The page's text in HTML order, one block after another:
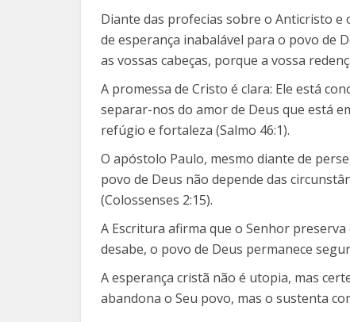
Diante das profecias sobre o Anticristo e
de esperança inabalável para o povo de
as vossas cabeças, porque a vossa
A promessa de Cristo é clara: Ele está
separar-nos do amor de Deus que está
refúgio e fortaleza (Salmo 46:1).
O apóstolo Paulo, mesmo diante de
povo de Deus não depende das
(Colossenses 2:15).
A Escritura afirma que o Senhor preserva
desabe, o povo de Deus permanece
A esperança cristã não é utopia, mas
abandona o Seu povo, mas o sustenta